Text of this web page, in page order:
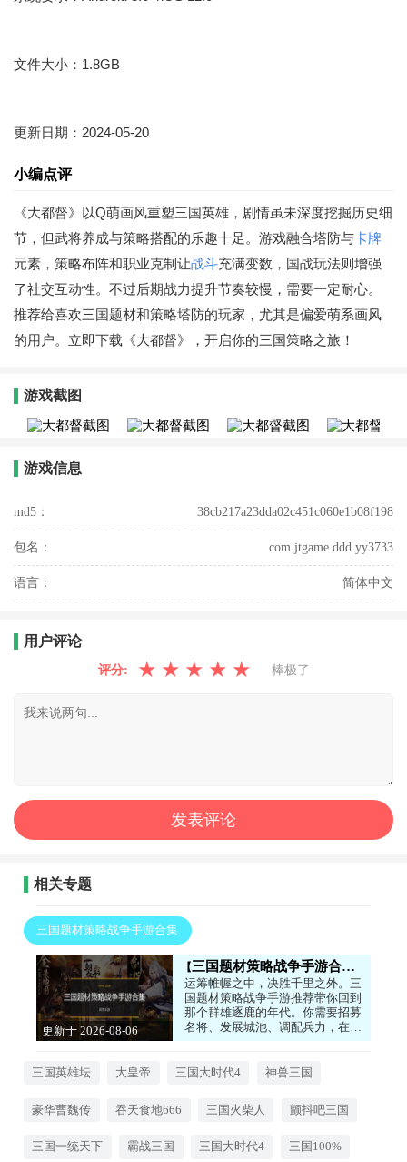
文件大小：1.8GB
更新日期：2024-05-20
小编点评
《大都督》以Q萌画风重塑三国英雄，剧情虽未深度挖掘历史细
节，但武将养成与策略搭配的乐趣十足。游戏融合塔防与卡牌
元素，策略布阵和职业克制让战斗充满变数，国战玩法则增强
了社交互动性。不过后期战力提升节奏较慢，需要一定耐心。
推荐给喜欢三国题材和策略塔防的玩家，尤其是偏爱萌系画风
的用户。立即下载《大都督》，开启你的三国策略之旅！
游戏截图
游戏信息
md5： 38cb217a23dda02c451c060e1b08f198
包名： com.jtgame.ddd.yy3733
语言： 简体中文
用户评论
评分: ★ ★ ★ ★ ★ 棒极了
相关专题
三国题材策略战争手游合集
更新于 2026-08-06
三国题材策略战争手游合集
运筹帷幄之中，决胜千里之外。三
国题材策略战争手游推荐带你回到
那个群雄逐鹿的年代。你需要招募
名将、发展城池、调配兵力，在真
实还原的三国地图上展开攻防。是
场战斗都需要根据地形和兵种克制
战役的复刻更是让老玩家热血沸
三国英雄坛 大皇帝 三国大时代4 神兽三国
豪华曹魏传 吞天食地666 三国火柴人 颤抖吧三国
三国一统天下 霸战三国 三国大时代4 三国100%